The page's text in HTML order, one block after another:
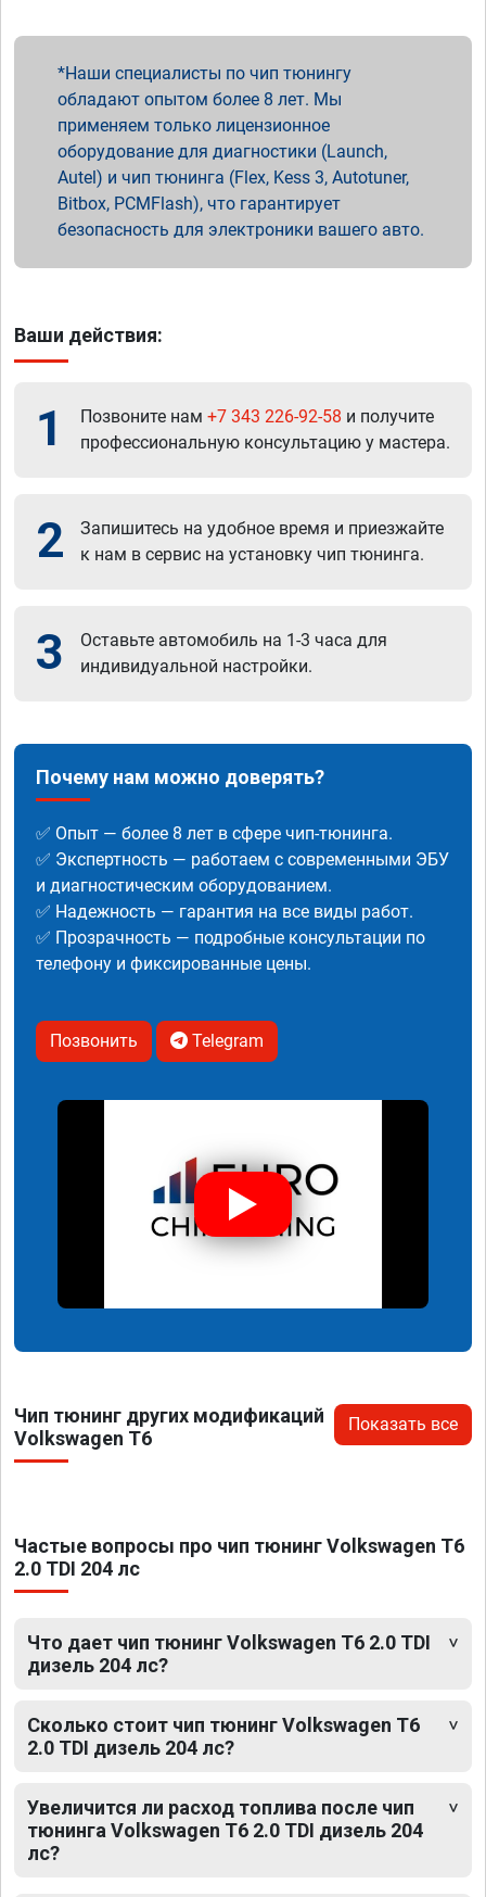
Наши специалисты по чип тюнингу
обладают опытом более 8 лет. Мы
применяем только лицензионное
оборудование для диагностики (Launch,
Autel) и чип тюнинга (Flex, Kess 3, Autotuner,
Bitbox, PCMFlash), что гарантирует
безопасность для электроники вашего авто.
Ваши действия:
1 Позвоните нам +7 343 226-92-58 и получите
профессиональную консультацию у мастера.
2
Запишитесь на удобное время и приезжайте
к нам в сервис на установку чип тюнинга.
3
Оставьте автомобиль на 1-3 часа для
индивидуальной настройки.
Почему нам можно доверять?
✅ Опыт — более 8 лет в сфере чип-тюнинга.
✅ Экспертность — работаем с современными ЭБУ
и диагностическим оборудованием.
✅ Надежность — гарантия на все виды работ.
✅ Прозрачность — подробные консультации по
телефону и фиксированные цены.
Позвонить Telegram
Чип тюнинг других модификаций
Volkswagen T6
Показать все
Частые вопросы про чип тюнинг Volkswagen T6
2.0 TDI 204 лс
Что дает чип тюнинг Volkswagen T6 2.0 TDI
дизель 204 лс?
Сколько стоит чип тюнинг Volkswagen T6
2.0 TDI дизель 204 лс?
Увеличится ли расход топлива после чип
тюнинга Volkswagen T6 2.0 TDI дизель 204
лс?